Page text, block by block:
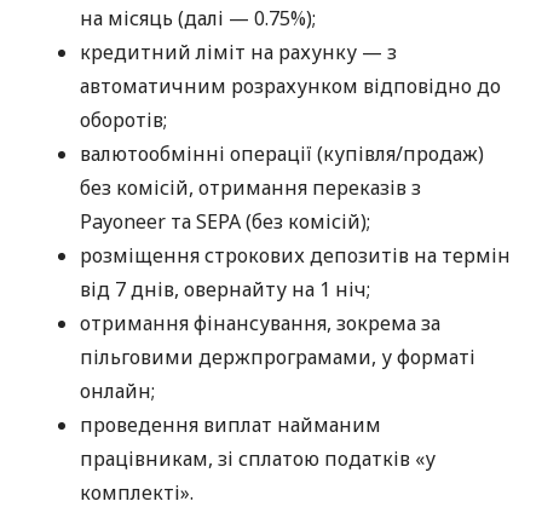
на місяць (далі — 0.75%);
кредитний ліміт на рахунку — з
автоматичним розрахунком відповідно до
оборотів;
валютообмінні операції (купівля/продаж)
без комісій, отримання переказів з
Payoneer та SEPA (без комісій);
розміщення строкових депозитів на термін
від 7 днів, овернайту на 1 ніч;
отримання фінансування, зокрема за
пільговими держпрограмами, у форматі
онлайн;
проведення виплат найманим
працівникам, зі сплатою податків «у
комплекті».